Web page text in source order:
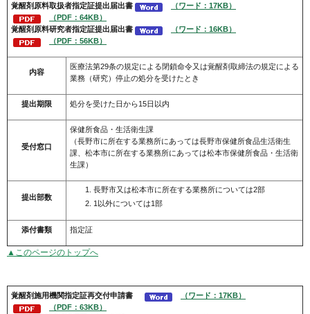
覚醒剤 原料取扱者指定証提出届出書
（ワード：17KB）
（PDF：64KB）
覚醒剤 原料研究者指定証提出届出書
（ワード：16KB）
（PDF：56KB）
内容
医療法第29条の規定による閉鎖命令又は覚醒剤取締法の規定による
業務（研究）停止の処分を受けたとき
提出期限 処分を受けた日から15日以内
受付窓口
保健所食品・生活衛生課
（長野市に所在する業務所にあっては長野市保健所食品生活衛生
課、松本市に所在する業務所にあっては松本市保健所食品・生活衛
生課）
提出部数
長野市又は松本市に所在する業務所については2部
1以外については1部
添付書類 指定証
▲このページのトップへ
覚醒剤施用機関指定証再交付申請書
（ワード：17KB）
（PDF：63KB）